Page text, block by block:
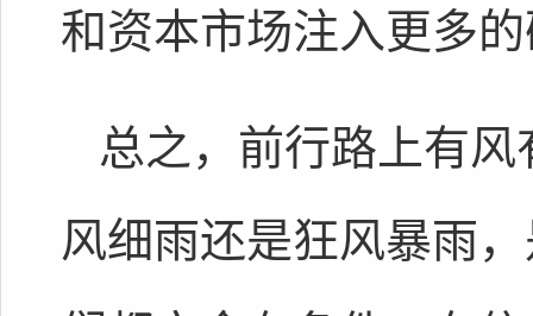
和资本市场注入更多
总之，前行路上有
风细雨还是狂风暴雨